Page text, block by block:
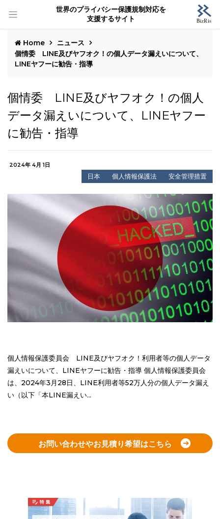
世界のプライバシー保護規制対応を
支援するサイト
Home
ニュース
個情委 LINE及びヤフオク！の個人データ漏えいについて、
LINEヤフーに勧告・指導
個情委 LINE及びヤフオク！の個人
データ漏えいについて、LINEヤフー
に勧告・指導
2024年 4月 1日
日本 個人情報保護法 安全管理措置
個人情報保護委員会 LINE及びヤフオク！利用者等の個人データ
漏えいについて、LINEヤフーに勧告・指導 個人情報保護委員会
は、2024年3月28日、LINE利用者等52万人分の個人データ漏え
い（以下「本LINE漏えい...
お問い合わせやお見積り希望はこちら